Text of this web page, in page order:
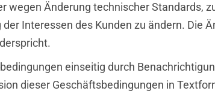
Änderung technischer Standards,
Interessen des Kunden zu ändern. Die
einseitig durch
dieser Geschäftsbedingungen in